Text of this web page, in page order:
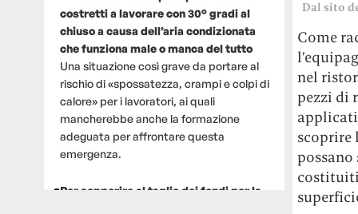
costretti a lavorare con 30° gradi al
chiuso a causa dell’aria condizionata
che funziona male o manca del tutto
Una situazione così grave da portare al
rischio di «spossatezza, crampi e colpi di
calore» per i lavoratori, ai quali
mancherebbe anche la formazione
adeguata per affrontare questa
emergenza.
Per sopperire al taglio dei fondi per la
Dal sito
Come
nel
pezzi di
applicati
costituiti